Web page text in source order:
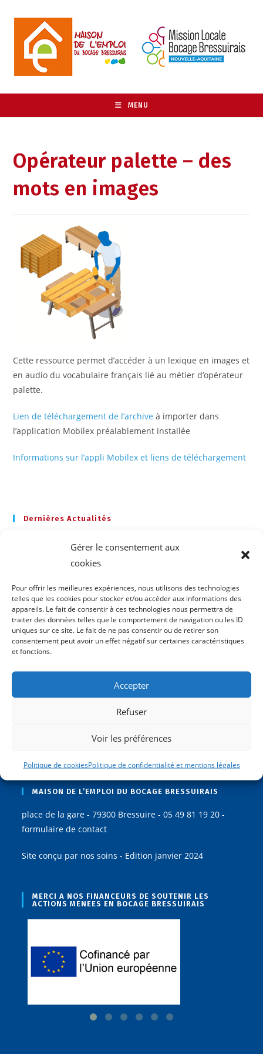
Gérer le consentement aux
cookies
Pour offrir les meilleures expériences, nous utilisons des technologies
telles que les cookies pour stocker et/ou accéder aux informations des
appareils. Le fait de consentir à ces technologies nous permettra de
traiter des données telles que le comportement de navigation ou les ID
uniques sur ce site. Le fait de ne pas consentir ou de retirer son
consentement peut avoir un effet négatif sur certaines caractéristiques
et fonctions.
Accepter
Refuser
Voir les préférences
Politique de cookiesPolitique de confidentialité et mentions légales
MENU
Opérateur palette – des
mots en images
Cette ressource permet d’accéder à un lexique en images et
en audio du vocabulaire français lié au métier d’opérateur
palette.
Lien de téléchargement de l’archive à importer dans
l’application Mobilex préalablement installée
Informations sur l’appli Mobilex et liens de téléchargement
Dernières Actualités
FLE pro en images
Secteurs d’activités et métiers
Fiches métiers
Livret d’accueil
Alerter un responsable, un SST…
Déplacer des charges en sécurité
Se déplacer en sécurité au travail
Equipements de protection individuelle
Informations RH et salariés allophones
MAISON DE L’EMPLOI DU BOCAGE BRESSUIRAIS
place de la gare - 79300 Bressuire - 05 49 81 19 20 -
formulaire de contact
Site conçu par nos soins - Edition janvier 2024
MERCI A NOS FINANCEURS DE SOUTENIR LES
ACTIONS MENEES EN BOCAGE BRESSUIRAIS